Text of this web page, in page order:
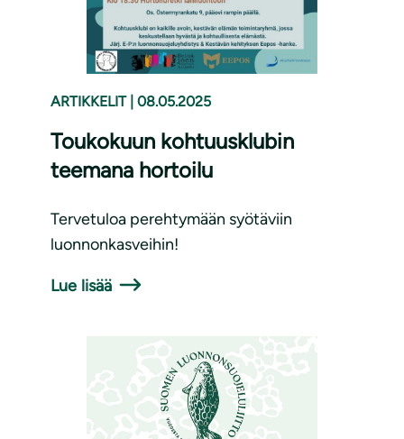
ARTIKKELIT 08.05.2025
Toukokuun kohtuusklubin
teemana hortoilu
Tervetuloa perehtymään syötäviin
luonnonkasveihin!
Lue lisää